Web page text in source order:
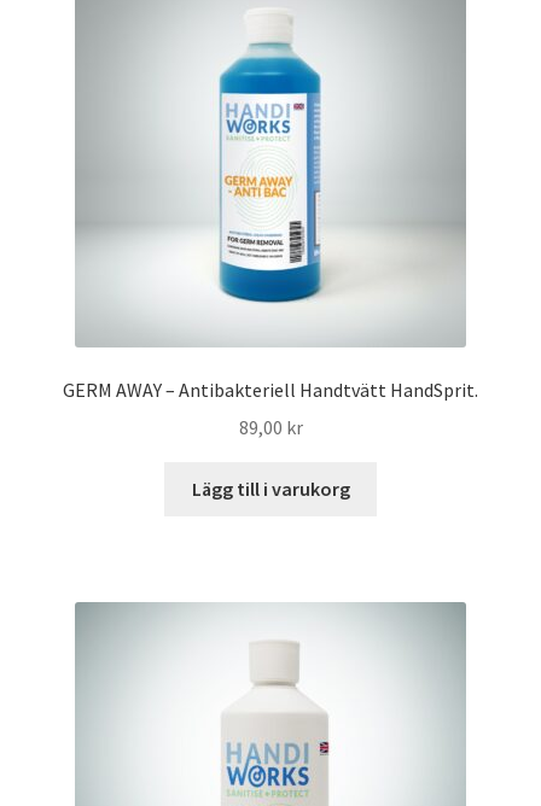
GERM AWAY – Antibakteriell Handtvätt HandSprit.
89,00 kr
Lägg till i varukorg